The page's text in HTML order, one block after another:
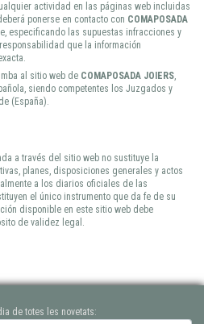
actividad en las páginas web incluidas
ponerse en contacto con COMAPOSADA
especificando las supuestas infracciones y
que la información
al sitio web de COMAPOSADA JOIERS,
siendo competentes los Juzgados y
(España).
a través del sitio web no sustituye la
planes, disposiciones generales y actos
a los diarios oficiales de las
el único instrumento que da fe de su
disponible en este sitio web debe
de validez legal.
de totes les novetats: